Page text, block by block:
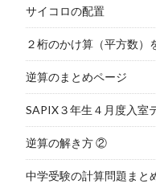
サイコロの配置
２桁のかけ算（平方数）
逆算のまとめページ
SAPIX３年生４月度入室
逆算の解き方 ②
中学受験の計算問題まと